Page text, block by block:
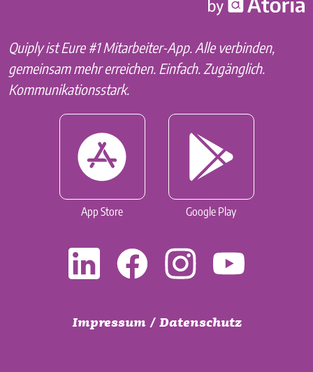
Quiply ist Eure #1 Mitarbeiter-App. Alle verbinden,
gemeinsam mehr erreichen. Einfach. Zugänglich.
Kommunikationsstark.
App Store Google Play
Impressum/ Datenschutz